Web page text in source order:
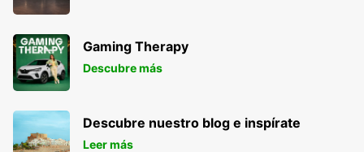
Gaming Therapy
Descubre más
Descubre nuestro blog e inspírate
Leer más